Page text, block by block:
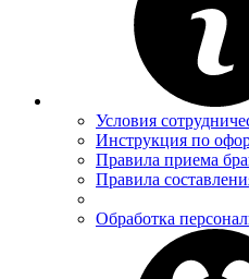
Условия
Инструкция по
Правила приема
Правила
Обработка